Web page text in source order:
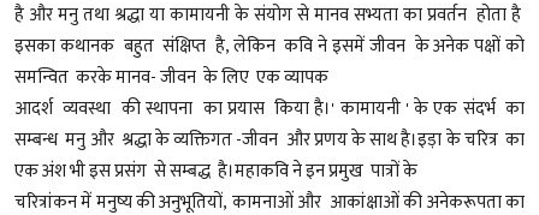
है और मनु तथा श्रद्धा या कामायनी के संयोग से मानव सभ्यता का प्रवर्तन होता है
इसका कथानक बहुत संक्षिप्त है, लेकिन कवि ने इसमें जीवन के अनेक पक्षों को
समन्वित करके मानव- जीवन के लिए एक व्यापक
आदर्श व्यवस्था की स्थापना का प्रयास किया है।' कामायनी ' के एक संदर्भ का
सम्बन्ध मनु और श्रद्धा के व्यक्तिगत -जीवन और प्रणय के साथ है।इड़ा के चरित्र का
एक अंश भी इस प्रसंग से सम्बद्ध है।महाकवि ने इन प्रमुख पात्रों के
चरित्रांकन में मनुष्य की अनुभूतियों, कामनाओं और आकांक्षाओं की अनेकरूपता का